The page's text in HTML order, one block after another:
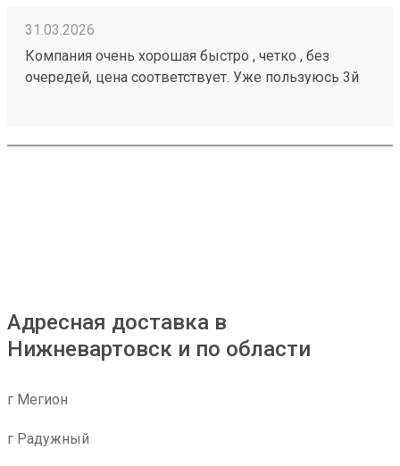
31.03.2026
Компания очень хорошая быстро , четко , без
очередей, цена соответствует. Уже пользуюсь 3й
Адресная доставка в
Нижневартовск и по области
г Мегион
г Радужный